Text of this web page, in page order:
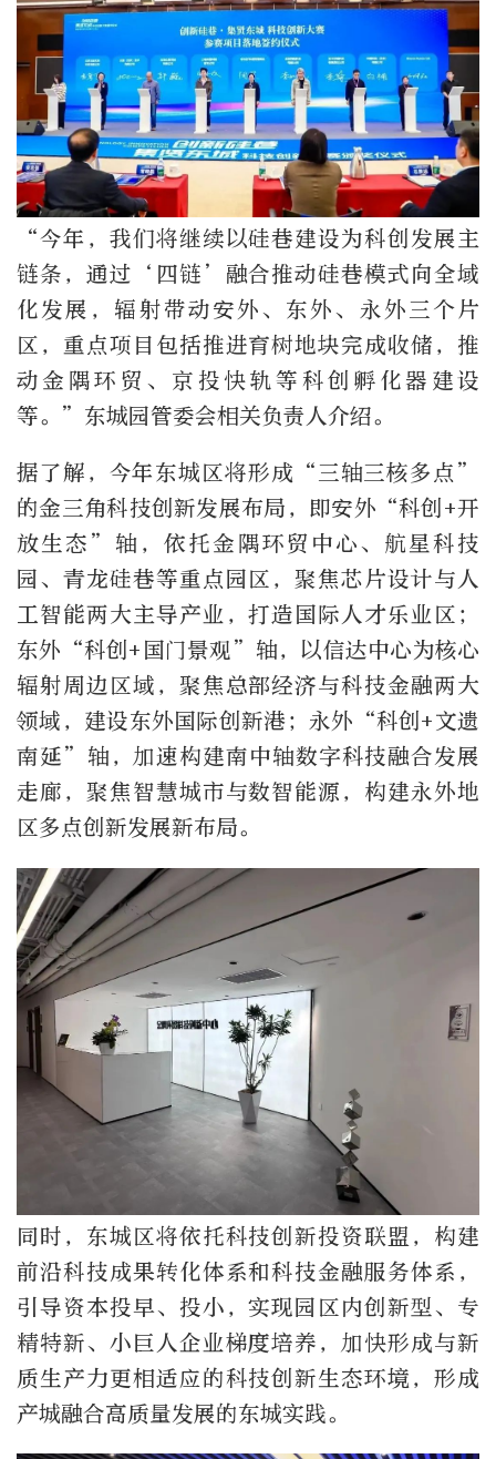
“今年，我们将继续以硅巷建设为科创发展主
链条，通过‘四链’融合推动硅巷模式向全域
化发展，辐射带动安外、东外、永外三个片
区，重点项目包括推进育树地块完成收储，推
动金隅环贸、京投快轨等科创孵化器建设
等。”东城园管委会相关负责人介绍。
据了解，今年东城区将形成“三轴三核多点”
的金三角科技创新发展布局，即安外“科创+开
放生态”轴，依托金隅环贸中心、航星科技
园、青龙硅巷等重点园区，聚焦芯片设计与人
工智能两大主导产业，打造国际人才乐业区；
东外“科创+国门景观”轴，以信达中心为核心
辐射周边区域，聚焦总部经济与科技金融两大
领域，建设东外国际创新港；永外“科创+文遗
南延”轴，加速构建南中轴数字科技融合发展
走廊，聚焦智慧城市与数智能源，构建永外地
区多点创新发展新布局。
同时，东城区将依托科技创新投资联盟，构建
前沿科技成果转化体系和科技金融服务体系，
引导资本投早、投小，实现园区内创新型、专
精特新、小巨人企业梯度培养，加快形成与新
质生产力更相适应的科技创新生态环境，形成
产城融合高质量发展的东城实践。